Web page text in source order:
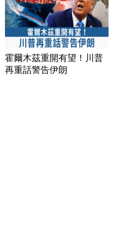
霍爾木茲重開有望！川普
再重話警告伊朗